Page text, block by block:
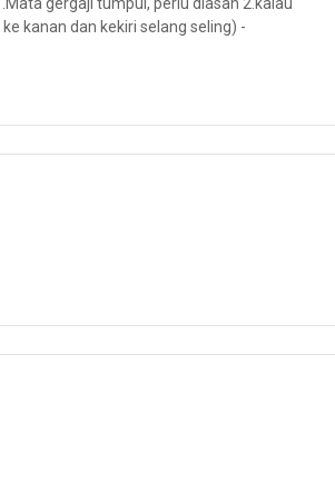
gergaji tumpul, perlu diasah 2.kalau
kanan dan kekiri selang seling) -